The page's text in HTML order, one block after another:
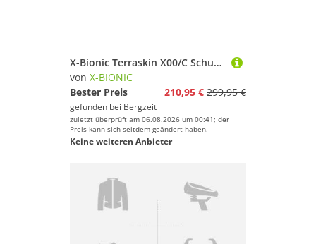
X-Bionic Terraskin X00/C Schuhe
von X-BIONIC
Bester Preis
210,95 € 299,95 €
gefunden bei Bergzeit
zuletzt überprüft am 06.08.2026 um 00:41; der
Preis kann sich seitdem geändert haben.
Keine weiteren Anbieter